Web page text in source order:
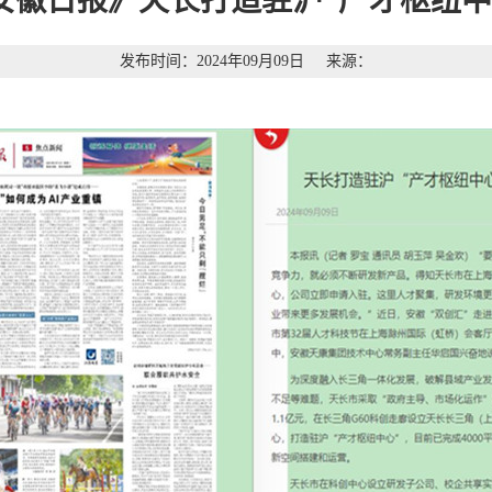
发布时间：2024年09月09日 来源：